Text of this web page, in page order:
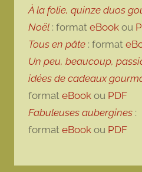
À la folie, quinze duos
Noël : format eBook ou
Tous en pâte : format
Un peu, beaucoup,
idées de cadeaux
format eBook ou PDF
Fabuleuses aubergines :
format eBook ou PDF